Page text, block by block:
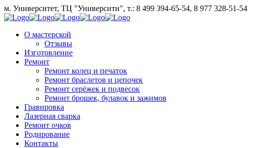
м. Университет, ТЦ "Университи", т.: 8 499 394-65-54, 8 977 328-51-54
О мастерской
Отзывы
Изготовление
Ремонт
Ремонт колец и печаток
Ремонт браслетов и цепочек
Ремонт серёжек и подвесок
Ремонт брошек, булавок и зажимов
Гравировка
Лазерная сварка
Ремонт очков
Родирование
Контакты